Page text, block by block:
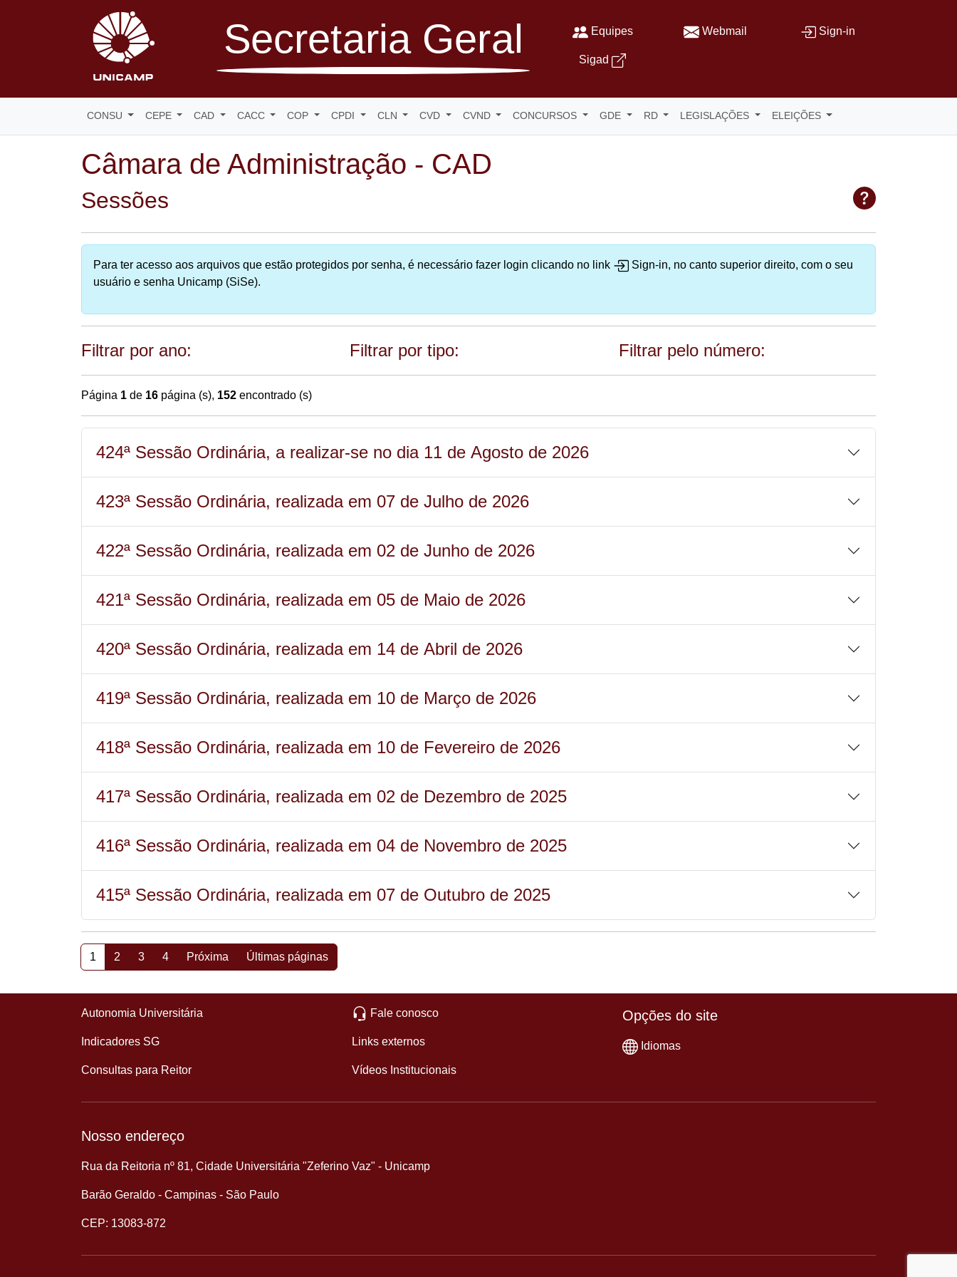
Secretaria Geral Equipes Webmail Sign-in
Sigad
CONSU CEPE CAD CACC COP CPDI CLN CVD CVND CONCURSOS GDE RD LEGISLAÇÕES ELEIÇÕES
Câmara de Administração - CAD
Sessões
Para ter acesso aos arquivos que estão protegidos por senha, é necessário fazer login clicando no link
Sign-in, no canto superior direito, com o seu
usuário e senha Unicamp (SiSe).
Filtrar por ano: Filtrar por tipo: Filtrar pelo número:
Página 1 de 16 página (s), 152 encontrado (s)
424ª Sessão Ordinária, a realizar-se no dia 11 de Agosto de 2026
423ª Sessão Ordinária, realizada em 07 de Julho de 2026
422ª Sessão Ordinária, realizada em 02 de Junho de 2026
421ª Sessão Ordinária, realizada em 05 de Maio de 2026
420ª Sessão Ordinária, realizada em 14 de Abril de 2026
419ª Sessão Ordinária, realizada em 10 de Março de 2026
418ª Sessão Ordinária, realizada em 10 de Fevereiro de 2026
417ª Sessão Ordinária, realizada em 02 de Dezembro de 2025
416ª Sessão Ordinária, realizada em 04 de Novembro de 2025
415ª Sessão Ordinária, realizada em 07 de Outubro de 2025
1 2 3 4 Próxima Últimas páginas
Autonomia Universitária
Indicadores SG
Consultas para Reitor
Fale conosco
Links externos
Vídeos Institucionais
Opções do site
Idiomas
Nosso endereço
Rua da Reitoria nº 81, Cidade Universitária "Zeferino Vaz" - Unicamp
Barão Geraldo - Campinas - São Paulo
CEP: 13083-872